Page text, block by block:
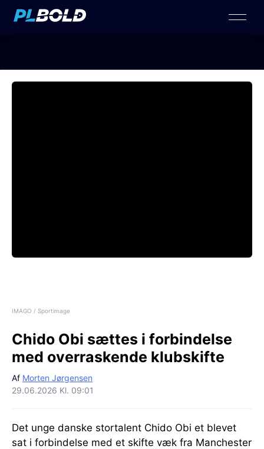
IMAGO / Sportimage
Chido Obi sættes i forbindelse
med overraskende klubskifte
Af Morten Jørgensen
29.06.2026 Kl. 09:01
Det unge danske stortalent Chido Obi et blevet
sat i forbindelse med et skifte væk fra Manchester